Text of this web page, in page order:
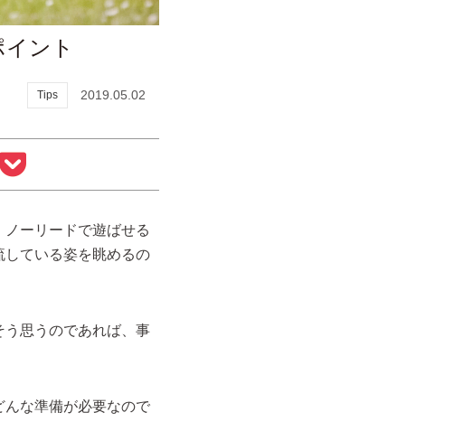
ント
Tips 2019.05.02
ーリードで遊ばせる
している姿を眺めるの
思うのであれば、事
んな準備が必要なので